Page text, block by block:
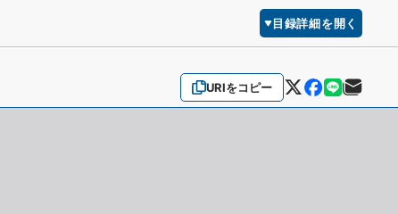
目録詳細を開く
URIをコピー